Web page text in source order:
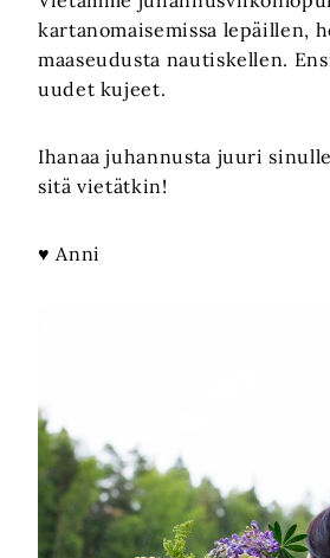
kartanomaisemissa lepäillen,
maaseudusta nautiskellen.
uudet kujeet.
Ihanaa juhannusta juuri
sitä vietätkin!
♥ Anni